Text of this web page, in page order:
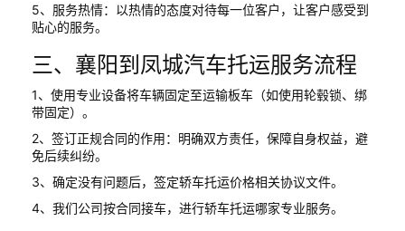
5、服务热情：以热情的态度对待每一位客户，让客户感受到
贴心的服务。
三、襄阳到凤城汽车托运服务流程
1、使用专业设备将车辆固定至运输板车（如使用轮毂锁、绑
带固定）。
2、签订正规合同的作用：明确双方责任，保障自身权益，避
免后续纠纷。
3、确定没有问题后，签定轿车托运价格相关协议文件。
4、我们公司按合同接车，进行轿车托运哪家专业服务。